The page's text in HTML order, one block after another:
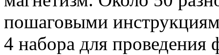
пошаговыми
4 набора для проведения